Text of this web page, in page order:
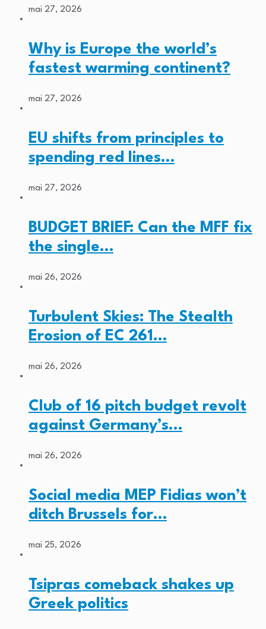
mai 27, 2026
Why is Europe the world’s
fastest warming continent?
mai 27, 2026
EU shifts from principles to
spending red lines…
mai 27, 2026
BUDGET BRIEF: Can the MFF fix
the single…
mai 26, 2026
Turbulent Skies: The Stealth
Erosion of EC 261…
mai 26, 2026
Club of 16 pitch budget revolt
against Germany’s…
mai 26, 2026
Social media MEP Fidias won’t
ditch Brussels for…
mai 25, 2026
Tsipras comeback shakes up
Greek politics